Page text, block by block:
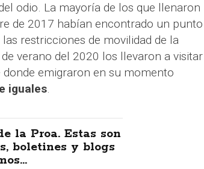
odio. La mayoría de los que llenaron
de 2017 habían encontrado un punto
restricciones de movilidad de la
verano del 2020 los llevaron a visitar
emigraron en su momento
e iguales.
la Proa. Estas son
boletines y blogs